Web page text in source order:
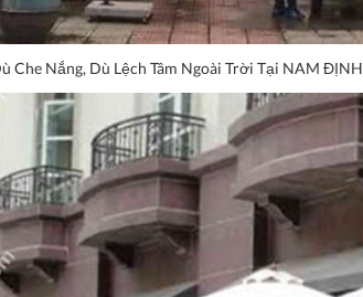
Che Nắng, Dù Lệch Tâm Ngoài Trời Tại NAM ĐỊNH